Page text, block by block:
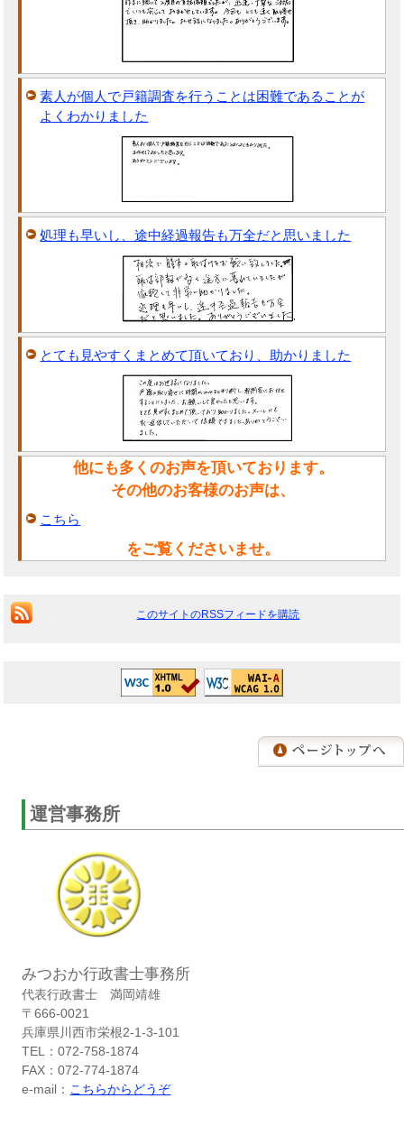
素人が個人で戸籍調査を行うことは困難であることが
よくわかりました
処理も早いし、途中経過報告も万全だと思いました
とても見やすくまとめて頂いており、助かりました
他にも多くのお声を頂いております。
その他のお客様のお声は、
こちら
をご覧くださいませ。
このサイトのRSSフィードを購読
運営事務所
みつおか行政書士事務所
代表行政書士 満岡靖雄
〒666-0021
兵庫県川西市栄根2-1-3-101
TEL：072-758-1874
FAX：072-774-1874
e-mail： こちらからどうぞ